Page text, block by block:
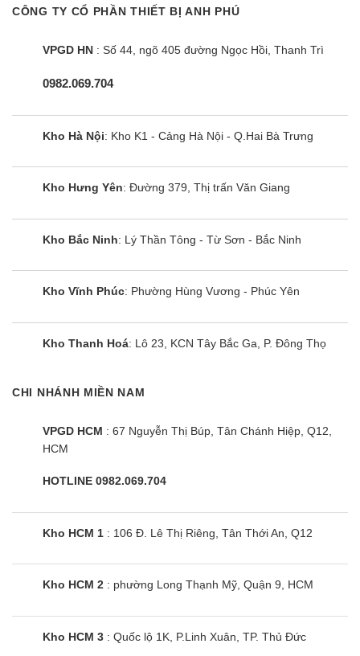
Máy giặt LG F2515STGW | 15kg cửa
Máy giặt sấy LG F2515RTGW | 15kg
PS | 15kg cửa ngang inverter
CÔNG TY CỔ PHẦN THIẾT BỊ ANH PHÚ
VPGD HN : Số 44, ngõ 405 đường Ngọc Hồi, Thanh Trì
0982.069.704
Kho Hà Nội: Kho K1 - Cảng Hà Nội - Q.Hai Bà Trưng
Kho Hưng Yên: Đường 379, Thị trấn Văn Giang
Kho Bắc Ninh: Lý Thần Tông - Từ Sơn - Bắc Ninh
Kho Vĩnh Phúc: Phường Hùng Vương - Phúc Yên
Kho Thanh Hoá: Lô 23, KCN Tây Bắc Ga, P. Đông Thọ
CHI NHÁNH MIỀN NAM
VPGD HCM : 67 Nguyễn Thị Búp, Tân Chánh Hiệp, Q12,
HCM
HOTLINE 0982.069.704
Kho HCM 1 : 106 Đ. Lê Thị Riêng, Tân Thới An, Q12
Kho HCM 2 : phường Long Thạnh Mỹ, Quận 9, HCM
Kho HCM 3 : Quốc lộ 1K, P.Linh Xuân, TP. Thủ Đức